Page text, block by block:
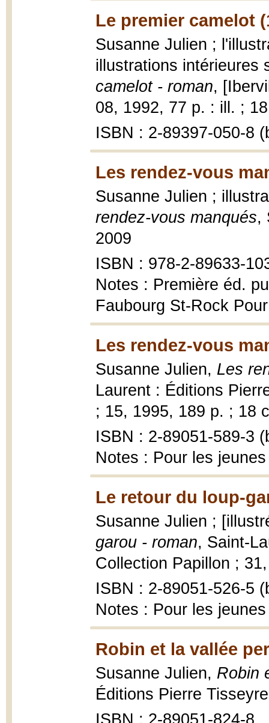
Le premier camelot
Susanne Julien ;
illustrations intérieures
camelot - roman,
08, 1992, 77 p. : ill. ;
ISBN : 2-89397-050-8
Les rendez-vous
Susanne Julien ;
rendez-vous manqués,
2009
ISBN : 978-2-89633-
Notes : Première éd.
Faubourg St-Rock
Les rendez-vous
Susanne Julien, Les
Laurent : Éditions
; 15, 1995, 189 p. ; 18
ISBN : 2-89051-589-3
Notes : Pour les jeunes
Le retour du loup-
Susanne Julien ;
garou - roman, Saint-
Collection Papillon ;
ISBN : 2-89051-526-5
Notes : Pour les jeunes
Robin et la vallée
Susanne Julien, Robin
Éditions Pierre
ISBN : 2-89051-824-8